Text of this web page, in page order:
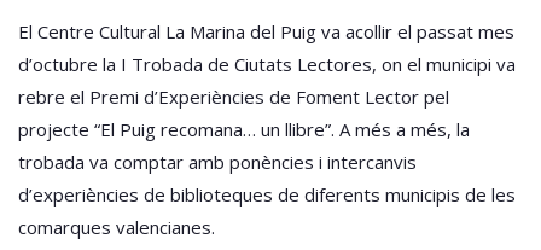
El Centre Cultural La Marina del Puig va acollir el passat mes
d’octubre la I Trobada de Ciutats Lectores, on el municipi va
rebre el Premi d’Experiències de Foment Lector pel
projecte “El Puig recomana… un llibre”. A més a més, la
trobada va comptar amb ponències i intercanvis
d’experiències de biblioteques de diferents municipis de les
comarques valencianes.